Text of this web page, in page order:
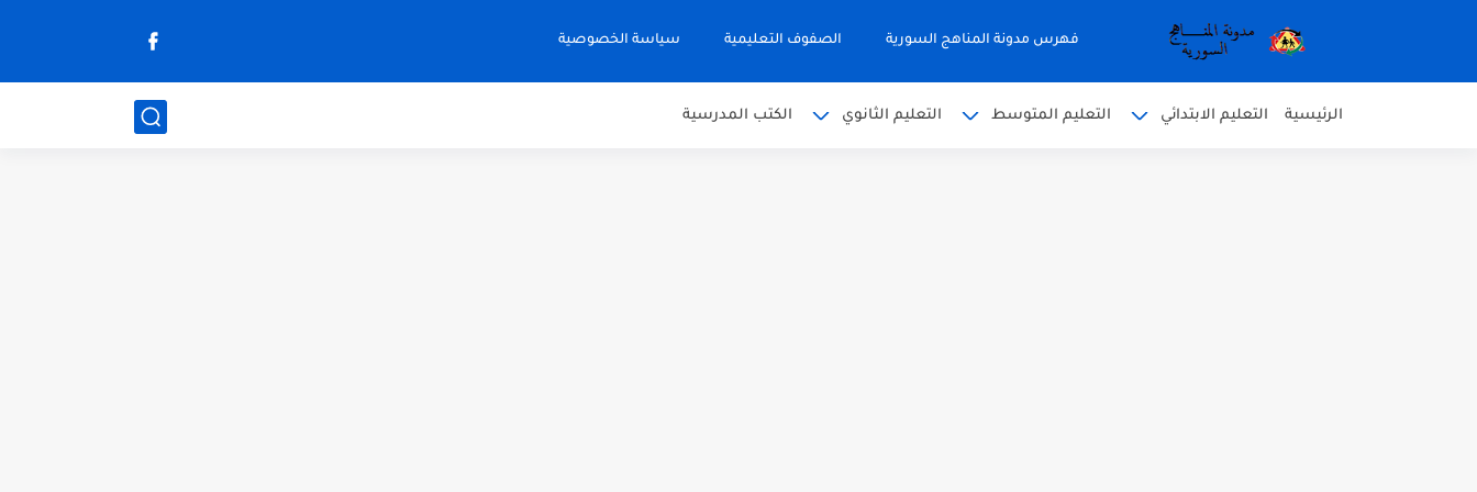
فهرس مدونة المناهج السورية الصفوف التعليمية سياسة الخصوصية
الرئيسية التعليم الابتدائي التعليم المتوسط التعليم الثانوي الكتب المدرسية